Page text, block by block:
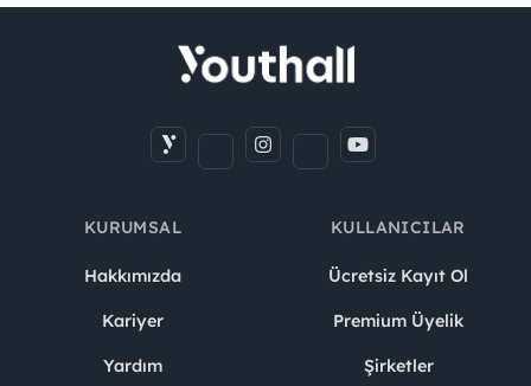
KURUMSAL
Hakkımızda
Kariyer
Yardım
KULLANICILAR
Ücretsiz Kayıt Ol
Premium Üyelik
Şirketler